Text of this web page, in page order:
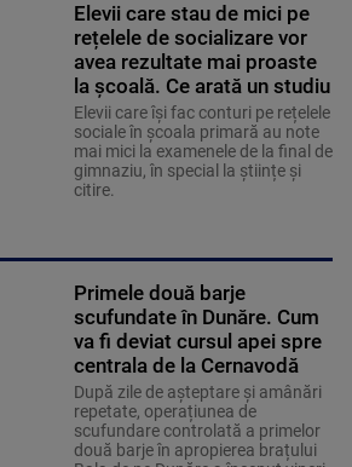
Elevii care stau de mici pe
rețelele de socializare vor
avea rezultate mai proaste
la școală. Ce arată un studiu
Elevii care îşi fac conturi pe rețelele
sociale în școala primară au note
mai mici la examenele de la final de
gimnaziu, în special la științe și
citire.
Primele două barje
scufundate în Dunăre. Cum
va fi deviat cursul apei spre
centrala de la Cernavodă
După zile de așteptare și amânări
repetate, operațiunea de
scufundare controlată a primelor
două barje în apropierea brațului